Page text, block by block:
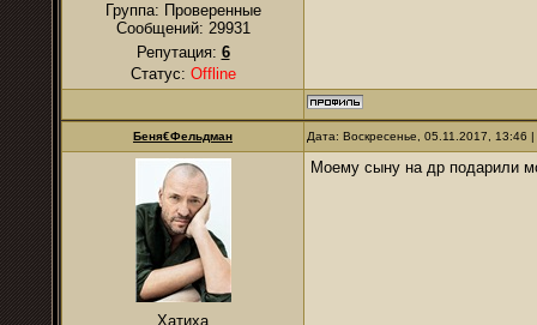
Группа: Проверенные
Сообщений: 29931
Репутация: 6
Статус: Offline
Беня€Фельдман Дата: Воскресенье, 05.11.2017,
Хатиха
Моему сыну на др подарили